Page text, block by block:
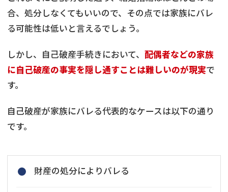
合、処分しなくてもいいので、その点では家族にバレ
る可能性は低いと言えるでしょう。
しかし、自己破産手続きにおいて、 配偶者などの家族
に自己破産の事実を隠し通すことは難しいのが現実で
す。
自己破産が家族にバレる代表的なケースは以下の通り
です。
財産の処分によりバレる